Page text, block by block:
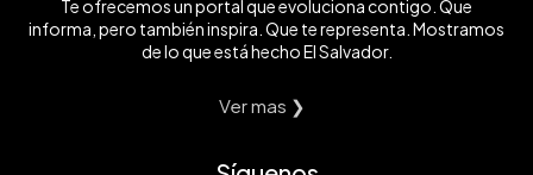
Te ofrecemos un portal que evoluciona contigo. Que
informa, pero también inspira. Que te representa. Mostramos
de lo que está hecho El Salvador.
Ver mas ❯